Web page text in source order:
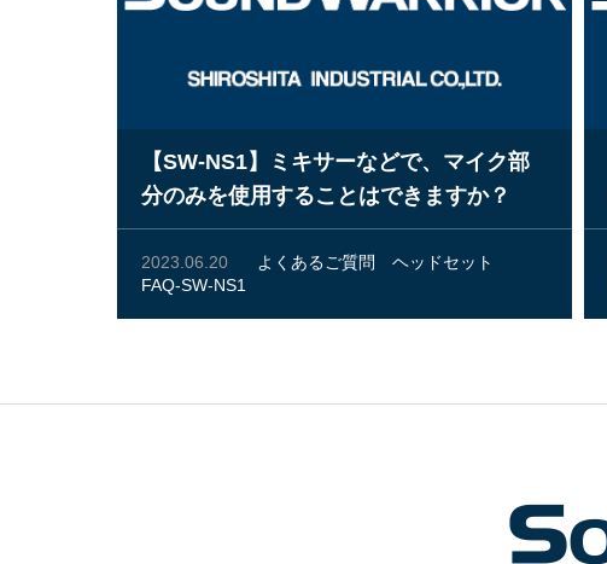
【SW-NS1】ミキサーなどで、マイク部
分のみを使用することはできますか？
2023.06.20 よくあるご質問
ヘッドセット
FAQ-SW-NS1